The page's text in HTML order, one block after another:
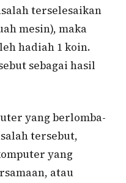
terselesaikan
mesin), maka
hadiah 1 koin.
sebagai hasil
yang berlomba-
tersebut,
yang
atau